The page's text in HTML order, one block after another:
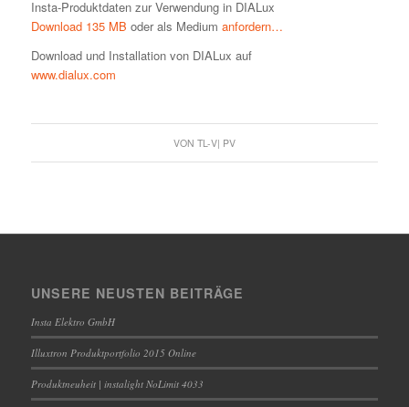
Insta-Produktdaten zur Verwendung in DIALux
Download 135 MB oder als Medium anfordern…
Download und Installation von DIALux auf
www.dialux.com
VON TL-V| PV
UNSERE NEUSTEN BEITRÄGE
Insta Elektro GmbH
Illuxtron Produktportfolio 2015 Online
Produktneuheit | instalight NoLimit 4033